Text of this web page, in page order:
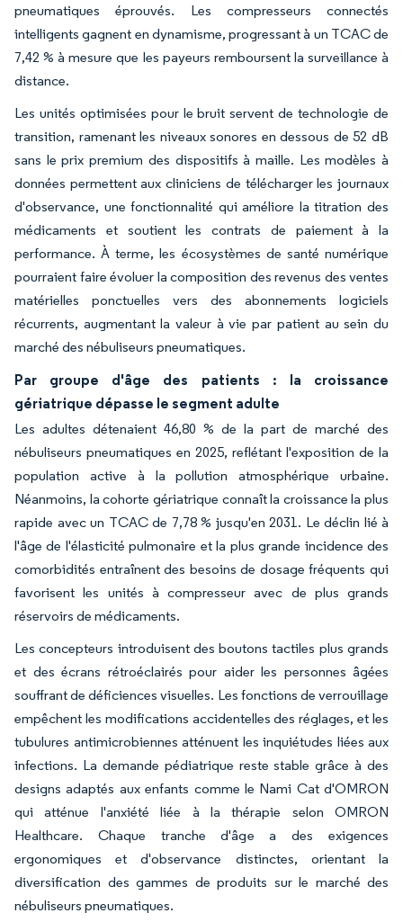
pneumatiques éprouvés. Les compresseurs connectés
intelligents gagnent en dynamisme, progressant à un TCAC de
7,42 % à mesure que les payeurs remboursent la surveillance à
distance.
Les unités optimisées pour le bruit servent de technologie de
transition, ramenant les niveaux sonores en dessous de 52 dB
sans le prix premium des dispositifs à maille. Les modèles à
données permettent aux cliniciens de télécharger les journaux
d'observance, une fonctionnalité qui améliore la titration des
médicaments et soutient les contrats de paiement à la
performance. À terme, les écosystèmes de santé numérique
pourraient faire évoluer la composition des revenus des ventes
matérielles ponctuelles vers des abonnements logiciels
récurrents, augmentant la valeur à vie par patient au sein du
marché des nébuliseurs pneumatiques.
Par groupe d'âge des patients : la croissance
gériatrique dépasse le segment adulte
Les adultes détenaient 46,80 % de la part de marché des
nébuliseurs pneumatiques en 2025, reflétant l'exposition de la
population active à la pollution atmosphérique urbaine.
Néanmoins, la cohorte gériatrique connaît la croissance la plus
rapide avec un TCAC de 7,78 % jusqu'en 2031. Le déclin lié à
l'âge de l'élasticité pulmonaire et la plus grande incidence des
comorbidités entraînent des besoins de dosage fréquents qui
favorisent les unités à compresseur avec de plus grands
réservoirs de médicaments.
Les concepteurs introduisent des boutons tactiles plus grands
et des écrans rétroéclairés pour aider les personnes âgées
souffrant de déficiences visuelles. Les fonctions de verrouillage
empêchent les modifications accidentelles des réglages, et les
tubulures antimicrobiennes atténuent les inquiétudes liées aux
infections. La demande pédiatrique reste stable grâce à des
designs adaptés aux enfants comme le Nami Cat d'OMRON
qui atténue l'anxiété liée à la thérapie selon OMRON
Healthcare. Chaque tranche d'âge a des exigences
ergonomiques et d'observance distinctes, orientant la
diversification des gammes de produits sur le marché des
nébuliseurs pneumatiques.